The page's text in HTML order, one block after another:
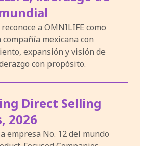
a OMNILIFE como
compañía mexicana con
expansión y visión de
con propósito.
Direct Selling
2026
empresa No. 12 del mundo